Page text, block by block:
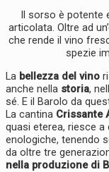
Il sorso è potente
articolata. Oltre ad
che rende il vino
spezie
La bellezza del vino
anche nella storia,
sé. E il Barolo da
La cantina Crissante
quasi eterea, riesce a
enologiche, tenendo
da oltre tre
nella produzione di